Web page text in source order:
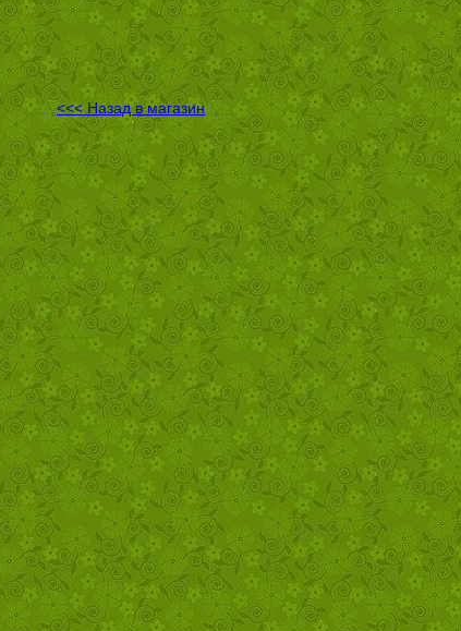
<<< Назад в магазин